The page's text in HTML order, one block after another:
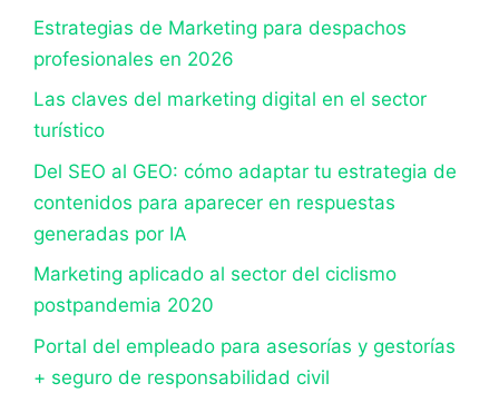
Estrategias de Marketing para despachos
profesionales en 2026
Las claves del marketing digital en el sector
turístico
Del SEO al GEO: cómo adaptar tu estrategia de
contenidos para aparecer en respuestas
generadas por IA
Marketing aplicado al sector del ciclismo
postpandemia 2020
Portal del empleado para asesorías y gestorías
+ seguro de responsabilidad civil